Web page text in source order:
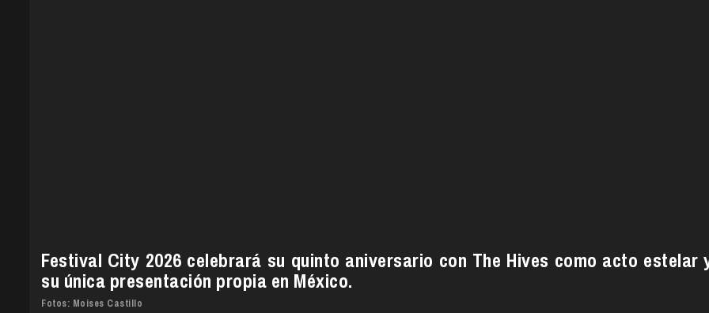
Festival City 2026 celebrará su quinto aniversario con The Hives como acto estelar
su única presentación propia en México.
Fotos: Moises Castillo